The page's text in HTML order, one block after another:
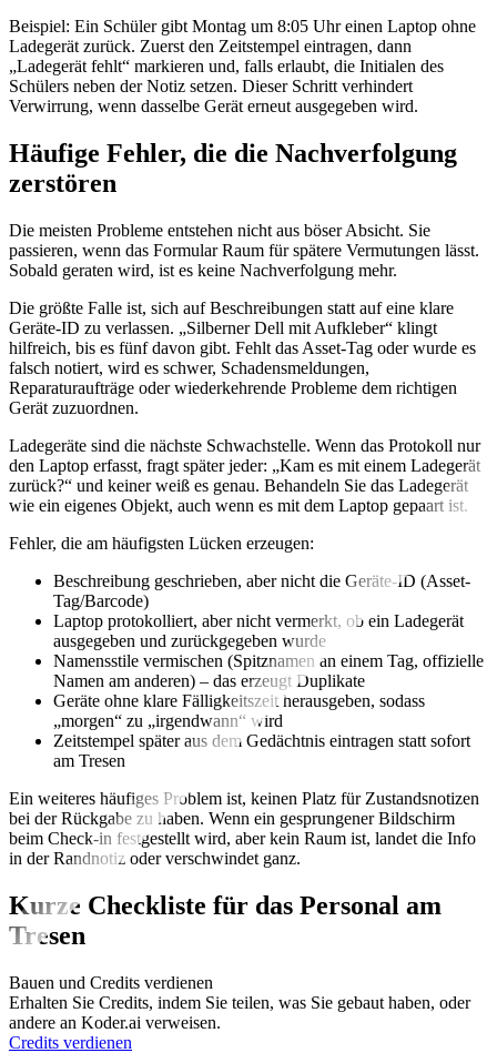
Beispiel: Ein Schüler gibt Montag um 8:05 Uhr einen Laptop ohne
Ladegerät zurück. Zuerst den Zeitstempel eintragen, dann
„Ladegerät fehlt“ markieren und, falls erlaubt, die Initialen des
Schülers neben der Notiz setzen. Dieser Schritt verhindert
Verwirrung, wenn dasselbe Gerät erneut ausgegeben wird.
Häufige Fehler, die die Nachverfolgung
zerstören
Die meisten Probleme entstehen nicht aus böser Absicht. Sie
passieren, wenn das Formular Raum für spätere Vermutungen lässt.
Sobald geraten wird, ist es keine Nachverfolgung mehr.
Die größte Falle ist, sich auf Beschreibungen statt auf eine klare
Geräte-ID zu verlassen. „Silberner Dell mit Aufkleber“ klingt
hilfreich, bis es fünf davon gibt. Fehlt das Asset-Tag oder wurde es
falsch notiert, wird es schwer, Schadensmeldungen,
Reparaturaufträge oder wiederkehrende Probleme dem richtigen
Gerät zuzuordnen.
Ladegeräte sind die nächste Schwachstelle. Wenn das Protokoll nur
den Laptop erfasst, fragt später jeder: „Kam es mit einem Ladegerät
zurück?“ und keiner weiß es genau. Behandeln Sie das Ladegerät
wie ein eigenes Objekt, auch wenn es mit dem Laptop gepaart ist.
Fehler, die am häufigsten Lücken erzeugen:
Beschreibung geschrieben, aber nicht die Geräte-ID (Asset-
Tag/Barcode)
Laptop protokolliert, aber nicht vermerkt, ob ein Ladegerät
ausgegeben und zurückgegeben wurde
Namensstile vermischen (Spitznamen an einem Tag, offizielle
Namen am anderen) – das erzeugt Duplikate
Geräte ohne klare Fälligkeitszeit herausgeben, sodass
„morgen“ zu „irgendwann“ wird
Zeitstempel später aus dem Gedächtnis eintragen statt sofort
am Tresen
Ein weiteres häufiges Problem ist, keinen Platz für Zustandsnotizen
bei der Rückgabe zu haben. Wenn ein gesprungener Bildschirm
beim Check-in festgestellt wird, aber kein Raum ist, landet die Info
in der Randnotiz oder verschwindet ganz.
Kurze Checkliste für das Personal am
Tresen
Bauen und Credits verdienen
Erhalten Sie Credits, indem Sie teilen, was Sie gebaut haben, oder
andere an Koder.ai verweisen.
Credits verdienen